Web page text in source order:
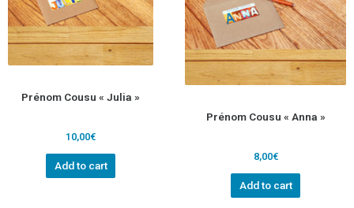
Prénom Cousu « Julia »
10,00€
Add to cart
Prénom Cousu « Anna »
8,00€
Add to cart